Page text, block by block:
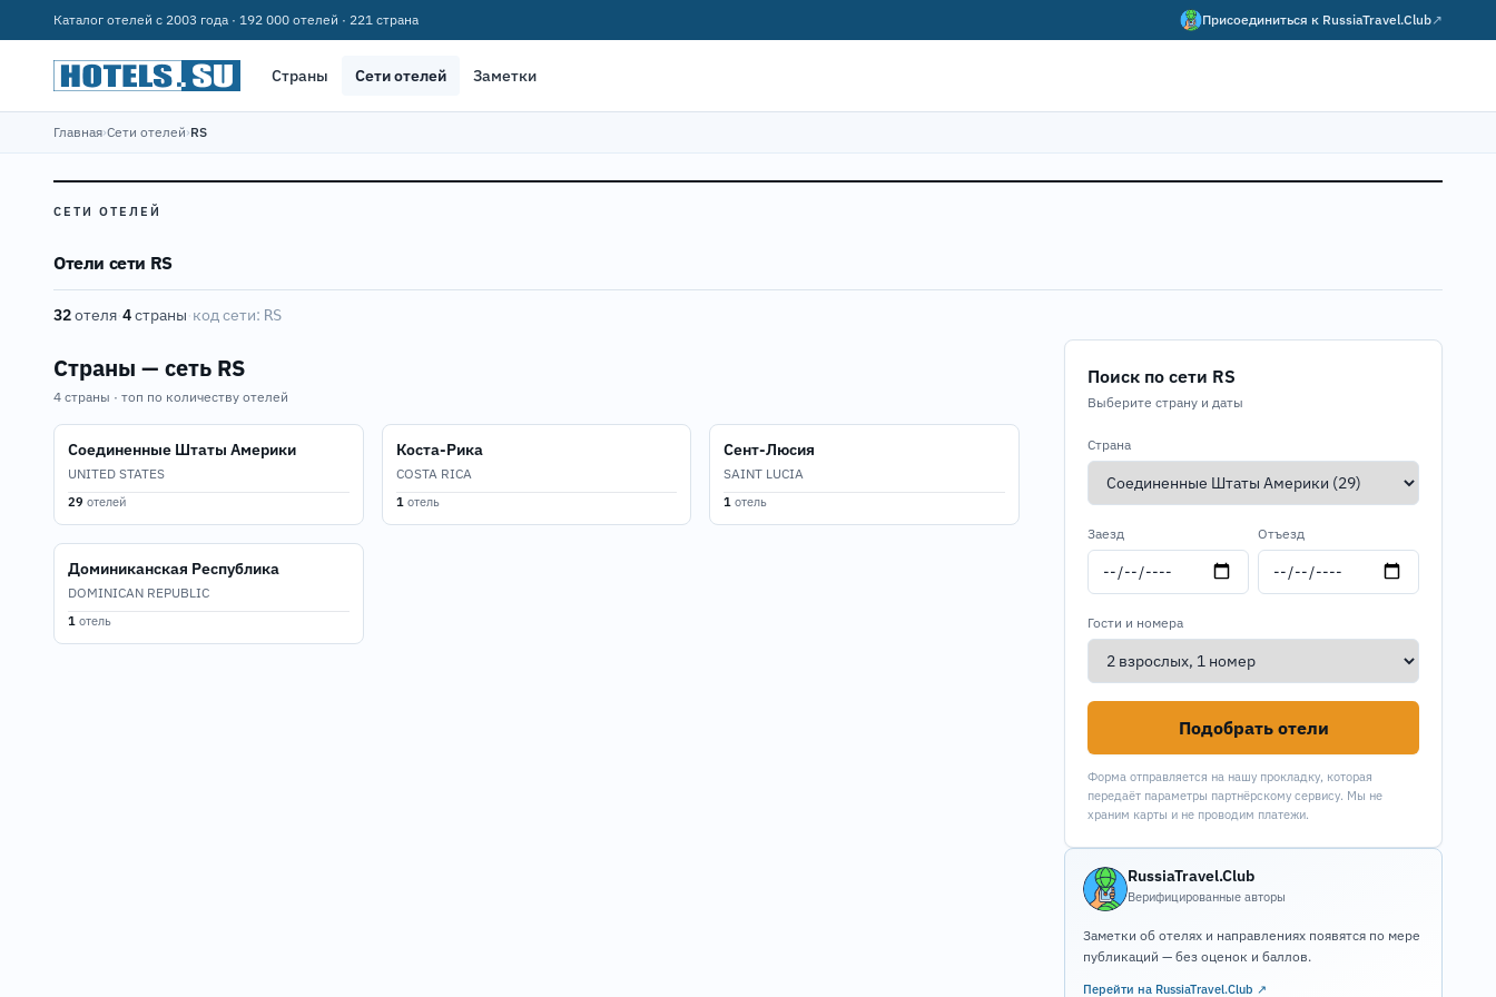
Каталог отелей с 2003 года · 192 000 отелей · 221 страна Присоединиться к RussiaTravel.Club↗
Страны Сети отелей Заметки
Главная›Сети отелей›RS
СЕТИ ОТЕЛЕЙ
Отели сети RS
32отеля·4страны·код сети: RS
Страны — сеть RS
4 страны · топ по количеству отелей
Соединенные Штаты Америки
UNITED STATES
29 отелей
Коста-Рика
COSTA RICA
1отель
Сент-Люсия
SAINT LUCIA
1 отель
Доминиканская Республика
DOMINICAN REPUBLIC
1 отель
Поиск по сети RS
Выберите страну и даты
Страна
Заезд Отъезд
Гости и номера
Подобрать отели
Форма отправляется на нашу прокладку, которая
передаёт параметры партнёрскому сервису. Мы не
храним карты и не проводим платежи.
RussiaTravel.Club
Верифицированные авторы
Заметки об отелях и направлениях появятся по мере
публикаций — без оценок и баллов.
Перейти на RussiaTravel.Club ↗